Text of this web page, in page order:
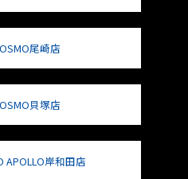
尾崎店
貝塚店
APOLLO岸和田店